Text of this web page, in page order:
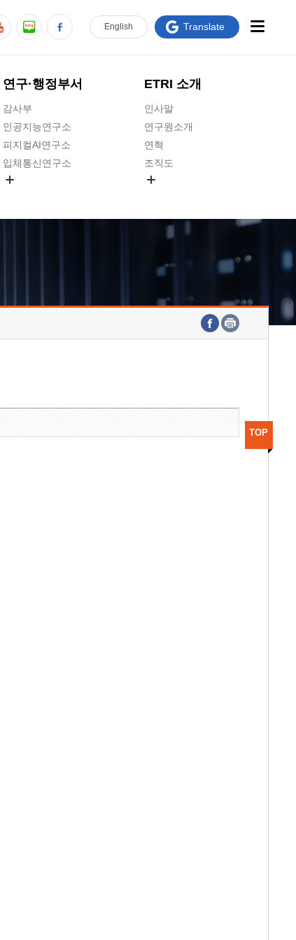
연구·행정부서
감사부
인공지능연구소
피지컬AI연구소
입체통신연구소
호남권연구본부
기획본부
ETRI 소개
인사말
연구원소개
연혁
조직도
연구원 고객헌장
주요업무연락처
English Translate
TOP